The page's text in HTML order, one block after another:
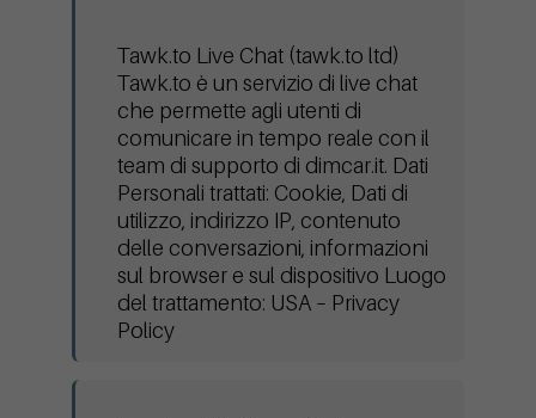
Tawk.to Live Chat (tawk.to ltd)
Tawk.to è un servizio di live chat
che permette agli utenti di
comunicare in tempo reale con il
team di supporto di dimcar.it. Dati
Personali trattati: Cookie, Dati di
utilizzo, indirizzo IP, contenuto
delle conversazioni, informazioni
sul browser e sul dispositivo Luogo
del trattamento: USA – Privacy
Policy